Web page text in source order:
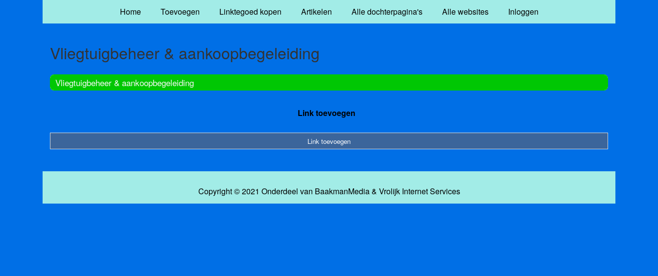
Home Toevoegen Linktegoed kopen Artikelen Alle dochterpagina's Alle websites Inloggen
Vliegtuigbeheer & aankoopbegeleiding
Vliegtuigbeheer & aankoopbegeleiding
Link toevoegen
Link toevoegen
Copyright © 2021 Onderdeel van BaakmanMedia& Vrolijk Internet Services